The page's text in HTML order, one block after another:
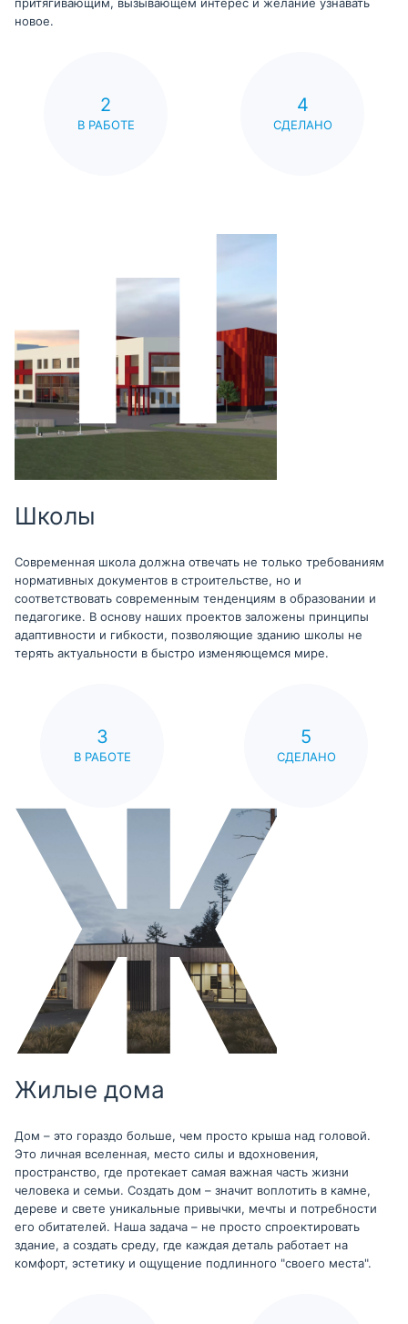
притягивающим, вызывающем интерес и желание узнавать
новое.
2
В РАБОТЕ
4
СДЕЛАНО
Школы
Современная школа должна отвечать не только требованиям
нормативных документов в строительстве, но и
соответствовать современным тенденциям в образовании и
педагогике. В основу наших проектов заложены принципы
адаптивности и гибкости, позволяющие зданию школы не
терять актуальности в быстро изменяющемся мире.
3
В РАБОТЕ
5
СДЕЛАНО
Жилые дома
Дом – это гораздо больше, чем просто крыша над головой.
Это личная вселенная, место силы и вдохновения,
пространство, где протекает самая важная часть жизни
человека и семьи. Создать дом – значит воплотить в камне,
дереве и свете уникальные привычки, мечты и потребности
его обитателей. Наша задача – не просто спроектировать
здание, а создать среду, где каждая деталь работает на
комфорт, эстетику и ощущение подлинного "своего места".